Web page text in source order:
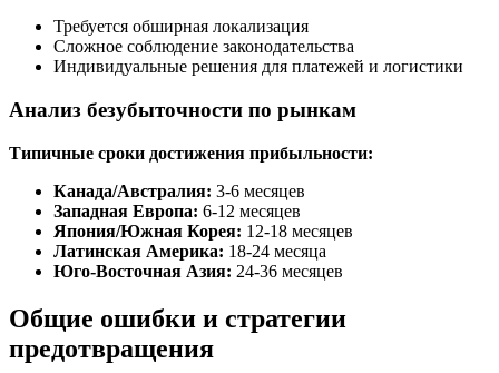
Требуется обширная локализация
Сложное соблюдение законодательства
Индивидуальные решения для платежей и логистики
Анализ безубыточности по рынкам
Типичные сроки достижения прибыльности:
Канада/Австралия: 3-6 месяцев
Западная Европа: 6-12 месяцев
Япония/Южная Корея: 12-18 месяцев
Латинская Америка: 18-24 месяца
Юго-Восточная Азия: 24-36 месяцев
Общие ошибки и стратегии
предотвращения